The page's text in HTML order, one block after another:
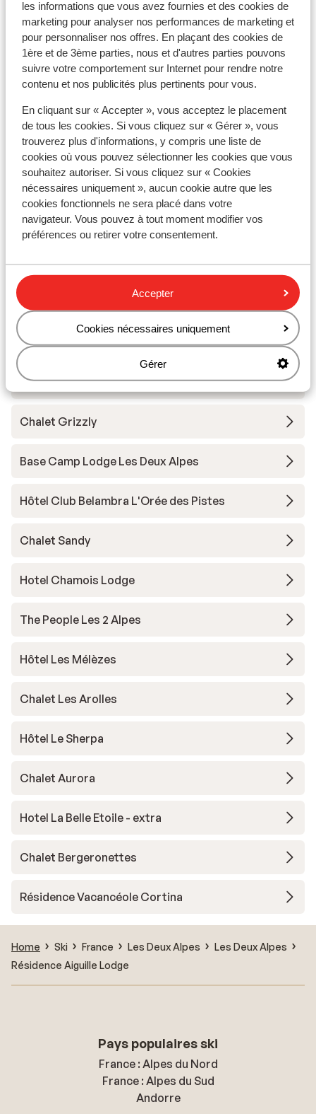
les informations que vous avez fournies et des cookies de
marketing pour analyser nos performances de marketing et
pour personnaliser nos offres. En plaçant des cookies de
1ère et de 3ème parties, nous et d'autres parties pouvons
suivre votre comportement sur Internet pour rendre notre
contenu et nos publicités plus pertinents pour vous.
En cliquant sur « Accepter », vous acceptez le placement
de tous les cookies. Si vous cliquez sur « Gérer », vous
trouverez plus d'informations, y compris une liste de
cookies où vous pouvez sélectionner les cookies que vous
souhaitez autoriser. Si vous cliquez sur « Cookies
nécessaires uniquement », aucun cookie autre que les
cookies fonctionnels ne sera placé dans votre
navigateur. Vous pouvez à tout moment modifier vos
préférences ou retirer votre consentement.
Accepter
Cookies nécessaires uniquement
Gérer
bon
Directement sur les pistes
Distance jusqu'aux remontées mécaniques
environ 150 mètres
Distance à la supérette la plus proche environ 600
mètres
Forfait, cours et matériel de ski
Forfait remontées mécaniques
Cours de ski
Matériel de ski
Autres hébergements - Les Deux
Alpes
Résidence Neige et Soleil
Résidence l'Alpeggio
Chalet Grizzly
Base Camp Lodge Les Deux Alpes
Hôtel Club Belambra L'Orée des Pistes
Chalet Sandy
Hotel Chamois Lodge
The People Les 2 Alpes
Hôtel Les Mélèzes
Chalet Les Arolles
Hôtel Le Sherpa
Chalet Aurora
Hotel La Belle Etoile - extra
Chalet Bergeronettes
Résidence Vacancéole Cortina
Home Ski France Les Deux Alpes
Les Deux Alpes
Résidence Aiguille Lodge
Pays populaires ski
France : Alpes du Nord
France : Alpes du Sud
Andorre